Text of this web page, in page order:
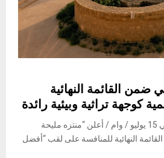
ضمن القائمة النهائية
كوجهة تراثية وبيئية رائدة
«نبض الخليج» الشارقة في 15 يوليو / وام / أعلن “منتزه مليحة
النهائية للمنافسة على لقب “أفضل